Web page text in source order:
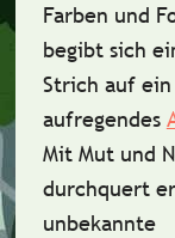
Farben und
begibt sich
Strich auf ein
aufregendes
Mit Mut und
durchquert er
unbekannte